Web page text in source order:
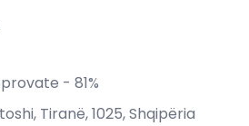
- 81%
Tiranë, 1025, Shqipëria